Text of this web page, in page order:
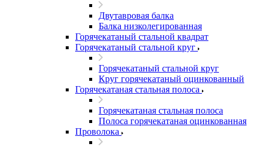
Двутавровая балка
Балка низколегированная
Горячекатаный стальной квадрат
Горячекатаный стальной круг
Горячекатаный стальной круг
Круг горячекатаный оцинкованный
Горячекатаная стальная полоса
Горячекатаная стальная полоса
Полоса горячекатаная оцинкованная
Проволока